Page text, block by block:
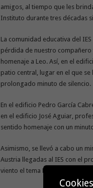
amigos, al tiempo que les
Instituto durante tres décadas
La comunidad educativa del
pérdida de nuestro
homenaje a Leo. Así, en el
patio central, lugar en el que
prolongado minuto de silencio.
En el edificio Pedro García
en el edificio José Aguiar,
sentido homenaje con un
Asimismo, se llevó a cabo un
Austria llegadas al IES con el
viento el tema Perfect de Ed
Cookies